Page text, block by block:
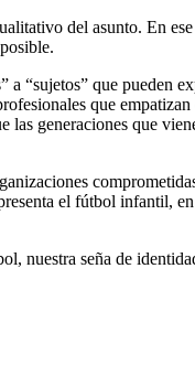
del asunto. En
“sujetos” que pueden
que
generaciones que
el fútbol infantil,
seña de